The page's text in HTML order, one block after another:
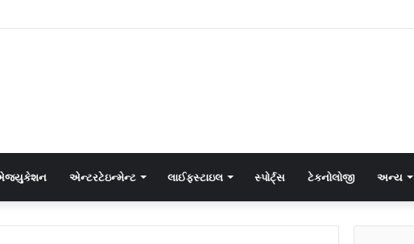
એન્ટરટેઇન્મેન્ટ લાઈફસ્ટાઇલ સ્પોર્ટ્સ ટેકનોલોજી અન્ય